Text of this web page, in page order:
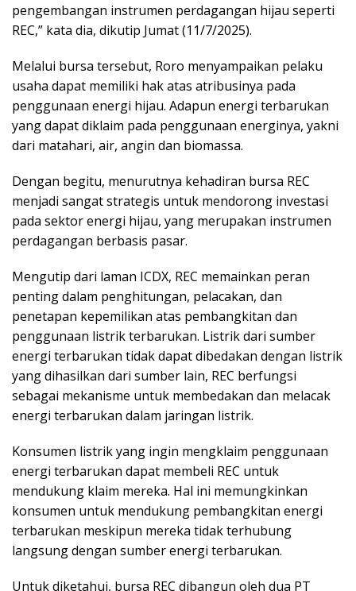
pengembangan instrumen perdagangan hijau seperti
REC,” kata dia, dikutip Jumat (11/7/2025).
Melalui bursa tersebut, Roro menyampaikan pelaku
usaha dapat memiliki hak atas atribusinya pada
penggunaan energi hijau. Adapun energi terbarukan
yang dapat diklaim pada penggunaan energinya, yakni
dari matahari, air, angin dan biomassa.
Dengan begitu, menurutnya kehadiran bursa REC
menjadi sangat strategis untuk mendorong investasi
pada sektor energi hijau, yang merupakan instrumen
perdagangan berbasis pasar.
Mengutip dari laman ICDX, REC memainkan peran
penting dalam penghitungan, pelacakan, dan
penetapan kepemilikan atas pembangkitan dan
penggunaan listrik terbarukan. Listrik dari sumber
energi terbarukan tidak dapat dibedakan dengan listrik
yang dihasilkan dari sumber lain, REC berfungsi
sebagai mekanisme untuk membedakan dan melacak
energi terbarukan dalam jaringan listrik.
Konsumen listrik yang ingin mengklaim penggunaan
energi terbarukan dapat membeli REC untuk
mendukung klaim mereka. Hal ini memungkinkan
konsumen untuk mendukung pembangkitan energi
terbarukan meskipun mereka tidak terhubung
langsung dengan sumber energi terbarukan.
Untuk diketahui, bursa REC dibangun oleh dua PT